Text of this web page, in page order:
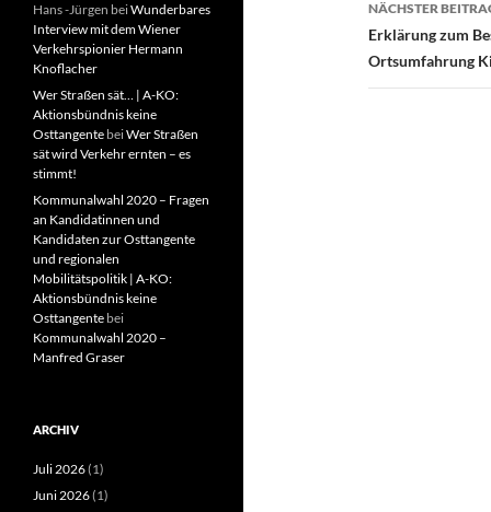
t
r
e
f
NÄCHSTER
Erklärung zum
Ortsumfahrung
Hans -Jürgen beiWunderbares
Interview mit dem Wiener
Verkehrspionier Hermann
Knoflacher
Wer Straßen sät… | A-KO:
Aktionsbündnis keine
Osttangente beiWer Straßen
sät wird Verkehr ernten – es
stimmt!
Kommunalwahl 2020 – Fragen
an Kandidatinnen und
Kandidaten zur Osttangente
und regionalen
Mobilitätspolitik | A-KO:
Aktionsbündnis keine
Osttangente bei
Kommunalwahl 2020 –
Manfred Graser
ARCHIV
Juli 2026(1)
Juni 2026(1)